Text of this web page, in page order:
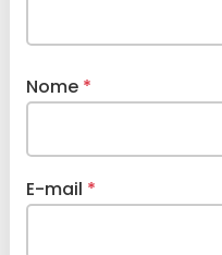
Nome *
E-mail *